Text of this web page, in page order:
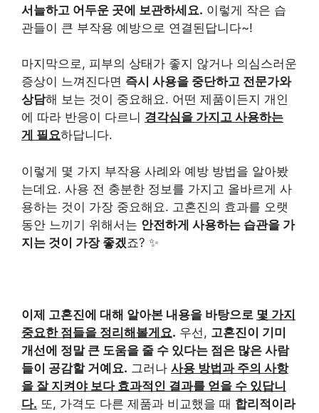
서늘하고 어두운 곳에 보관하세요. 이렇게 작은 습
관들이 큰 부작용 예방으로 연결된답니다~!
마지막으로, 피부의 상태가 좋지 않거나 의심스러운
증상이 느껴진다면 즉시 사용을 중단하고 전문가와
상담해 보는 것이 중요해요. 어떤 제품이든지 개인
에 따라 반응이 다르니 경각심을 가지고 사용하는
게 필요하답니다.
이렇게 몇 가지 부작용 사례와 예방 방법을 알아봤
는데요. 사용 전 충분한 정보를 가지고 올바르게 사
용하는 것이 가장 중요해요. 고혼진의 효과를 오랫
동안 느끼기 위해서는 안전하게 사용하는 습관을 가
지는 것이 가장 좋겠죠? ✨
이제 고혼진에 대해 알아본 내용을 바탕으로 몇 가지
중요한 점들을 정리해볼게요. 우선, 고혼진이 기미
개선에 정말 큰 도움을 줄 수 있다는 점은 많은 사람
들이 공감할 거예요. 그러나 사용 방법과 주의 사항
을 잘 지켜야 보다 효과적인 결과를 얻을 수 있답니
다. 또, 가격도 다른 제품과 비교했을 때 합리적이라